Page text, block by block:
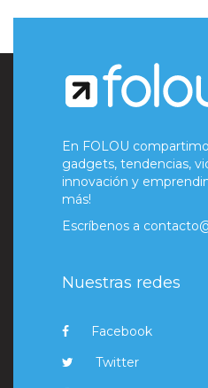
En FOLOU
gadgets, tendencias,
innovación y
más!
Escríbenos a
Nuestras redes
Facebook
Twitter